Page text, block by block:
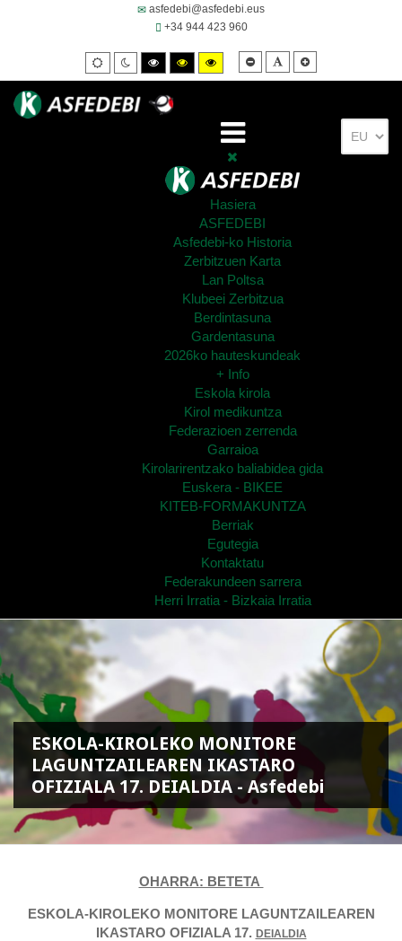
asfedebi@asfedebi.eus
+34 944 423 960
Default
mode
Night
mode
High
contrast
black/white
mode.
High
contrast
black/yellow
High
contrast
yellow/black
Smaller
font
Default
font
Hasiera
ASFEDEBI
Asfedebi-ko Historia
Zerbitzuen Karta
Lan Poltsa
Klubeei Zerbitzua
Berdintasuna
Gardentasuna
2026ko hauteskundeak
+ Info
Eskola kirola
Kirol medikuntza
Federazioen zerrenda
Garraioa
Kirolarirentzako baliabidea gida
Euskera - BIKEE
KITEB-FORMAKUNTZA
Berriak
Egutegia
Kontaktatu
Federakundeen sarrera
Herri Irratia - Bizkaia Irratia
ESKOLA-KIROLEKO MONITORE
LAGUNTZAILEAREN IKASTARO
OFIZIALA 17. DEIALDIA - Asfedebi
OHARRA: BETETA
ESKOLA-KIROLEKO MONITORE LAGUNTZAILEAREN
IKASTARO OFIZIALA 17. DEIALDIA